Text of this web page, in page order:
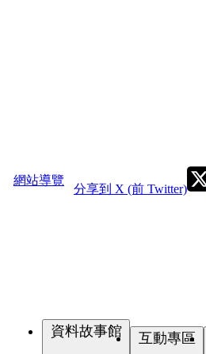
網站導覽
分享到 X (前 Twitter)
資料故事館